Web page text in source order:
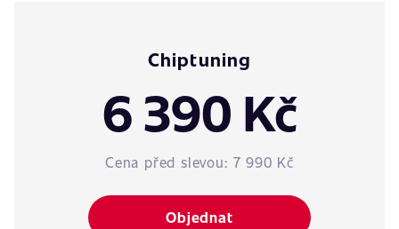
Chiptuning
6 390 Kč
Cena před slevou: 7 990 Kč
Objednat